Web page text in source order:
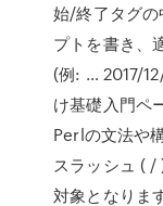
始/終了タグの
プトを書き、
(例: … 2017/
け基礎入門ペ
Perlの文法や
スラッシュ ( /
対象となりま